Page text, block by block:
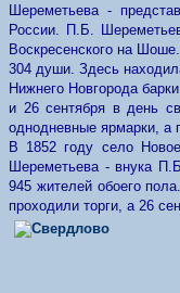
Шереметьева -
России. П.Б.
Воскресенского на
304 души. Здесь
Нижнего Новгорода
и 26 сентября в день
однодневные ярмарки, а
В 1852 году село
Шереметьева - внука
945 жителей обоего
проходили торги, а 26